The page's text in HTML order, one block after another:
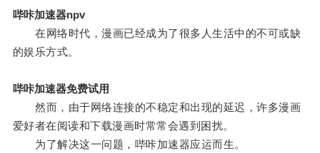
哔咔加速器npv
在网络时代，漫画已经成为了很多人生活中的不可或缺
的娱乐方式。
哔咔加速器免费试用
然而，由于网络连接的不稳定和出现的延迟，许多漫画
爱好者在阅读和下载漫画时常常会遇到困扰。
为了解决这一问题，哔咔加速器应运而生。